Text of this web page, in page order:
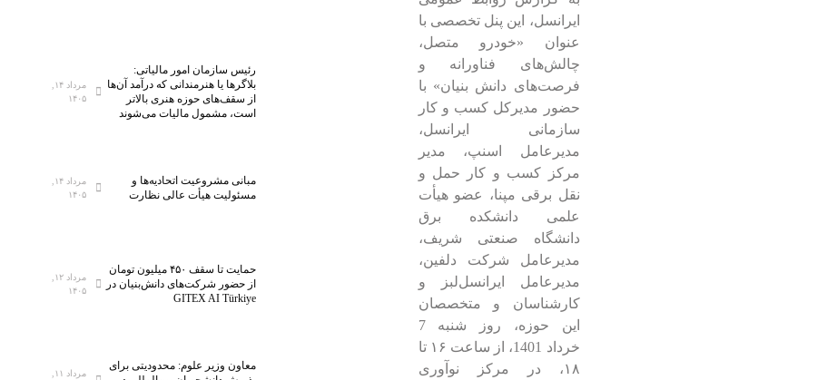
ایرانسل، این پنل تخصصی با
عنوان «خودرو متصل،
چالش‌های فناورانه و
فرصت‌های دانش بنیان» با
حضور مدیرکل کسب و کار
سازمانی ایرانسل،
مدیرعامل اسنپ، مدیر
مرکز کسب و کار حمل و
نقل برقی مپنا، عضو هیأت
علمی دانشکده برق
دانشگاه صنعتی شریف،
مدیرعامل شرکت دلفین،
مدیرعامل ایرانسل‌لبز و
کارشناسان و متخصصان
این حوزه، روز شنبه 7
خرداد 1401، از ساعت ۱۶ تا
۱۸، در مرکز نوآوری
رئیس سازمان امور مالیاتی:
بلاگر‌ها یا هنرمندانی که درآمد آن‌ها
از سقف‌های حوزه هنری بالاتر
است، مشمول مالیات می‌شوند
۱۴۰۵
مبانی مشروعیت اتحادیه‌ها و
مسئولیت هیأت عالی نظارت
۱۴۰۵
حمایت تا سقف ۴۵۰ میلیون تومان
از حضور شرکت‌های دانش‌بنیان در
GITEX AI Türkiye
۱۴۰۵
معاون وزیر علوم: محدودیتی برای